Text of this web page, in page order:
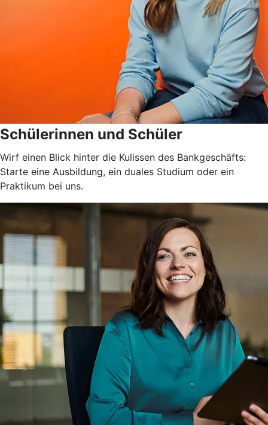
Schülerinnen und Schüler
Wirf einen Blick hinter die Kulissen des Bankgeschäfts:
Starte eine Ausbildung, ein duales Studium oder ein
Praktikum bei uns.